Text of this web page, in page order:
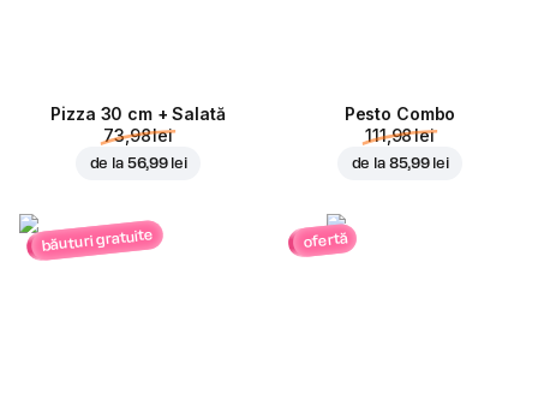
Pizza 30 cm + Salată
73,98 lei
de la 56,99 lei
Pesto Combo
111,98 lei
de la 85,99 lei
băuturi gratuite ofertă